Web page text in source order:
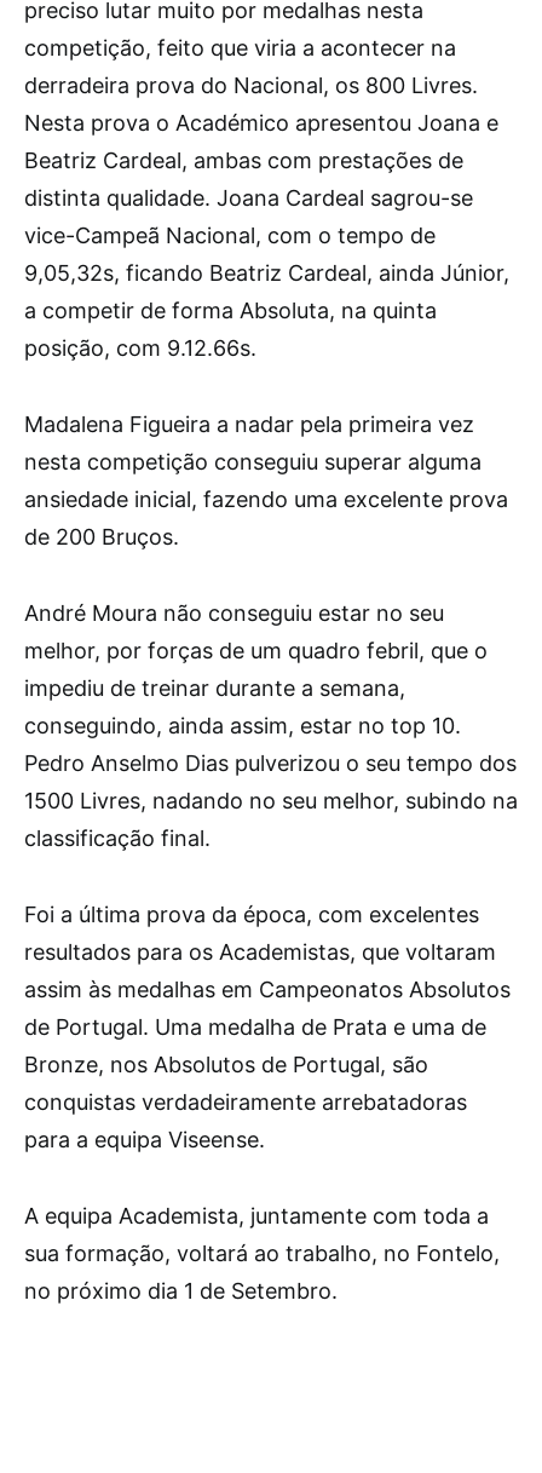
preciso lutar muito por medalhas nesta
competição, feito que viria a acontecer na
derradeira prova do Nacional, os 800 Livres.
Nesta prova o Académico apresentou Joana e
Beatriz Cardeal, ambas com prestações de
distinta qualidade. Joana Cardeal sagrou-se
vice-Campeã Nacional, com o tempo de
9,05,32s, ficando Beatriz Cardeal, ainda Júnior,
a competir de forma Absoluta, na quinta
posição, com 9.12.66s.
Madalena Figueira a nadar pela primeira vez
nesta competição conseguiu superar alguma
ansiedade inicial, fazendo uma excelente prova
de 200 Bruços.
André Moura não conseguiu estar no seu
melhor, por forças de um quadro febril, que o
impediu de treinar durante a semana,
conseguindo, ainda assim, estar no top 10.
Pedro Anselmo Dias pulverizou o seu tempo dos
1500 Livres, nadando no seu melhor, subindo na
classificação final.
Foi a última prova da época, com excelentes
resultados para os Academistas, que voltaram
assim às medalhas em Campeonatos Absolutos
de Portugal. Uma medalha de Prata e uma de
Bronze, nos Absolutos de Portugal, são
conquistas verdadeiramente arrebatadoras
para a equipa Viseense.
A equipa Academista, juntamente com toda a
sua formação, voltará ao trabalho, no Fontelo,
no próximo dia 1 de Setembro.